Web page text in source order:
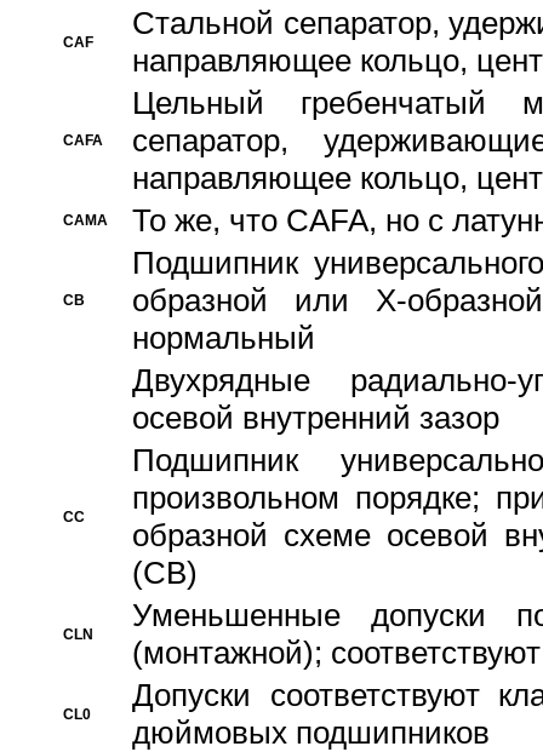
CAF
Стальной сепаратор,
направляющее кольцо,
CAFA
Цельный гребенчатый
сепаратор,
направляющее кольцо,
CAMA То же, что CAFA, но с
CB
Подшипник
образной или Х-
нормальный
Двухрядные радиально-
осевой внутренний зазор
CC
Подшипник
произвольном порядке;
образной схеме осевой
(CB)
CLN
Уменьшенные
(монтажной);
CL0
Допуски соответствуют
дюймовых подшипников